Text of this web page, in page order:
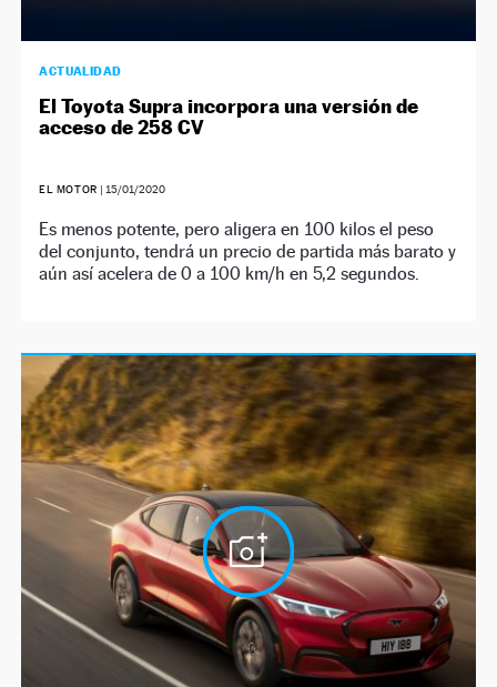
ACTUALIDAD
El Toyota Supra incorpora una versión de
acceso de 258 CV
EL MOTOR | 15/01/2020
Es menos potente, pero aligera en 100 kilos el peso
del conjunto, tendrá un precio de partida más barato y
aún así acelera de 0 a 100 km/h en 5,2 segundos.